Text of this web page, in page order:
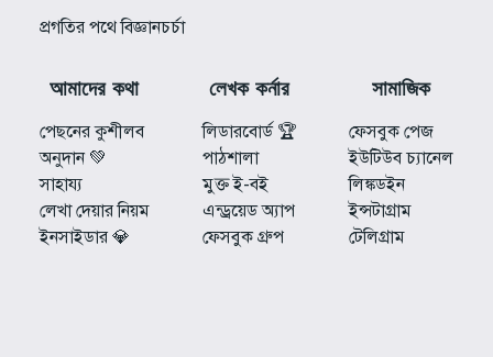
প্রগতির পথে বিজ্ঞানচর্চা
আমাদের কথা
পেছনের কুশীলব
অনুদান 💚
সাহায্য
লেখা দেয়ার নিয়ম
ইনসাইডার 💎
লেখক কর্নার
লিডারবোর্ড 🏆
পাঠশালা
মুক্ত ই-বই
এন্ড্রয়েড অ্যাপ
ফেসবুক গ্রুপ
সামাজিক
ফেসবুক পেজ
ইউটিউব চ্যানেল
লিঙ্কডইন
ইন্সটাগ্রাম
টেলিগ্রাম